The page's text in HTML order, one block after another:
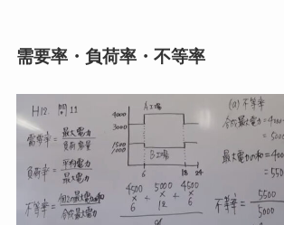
需要率・負荷率・不等率